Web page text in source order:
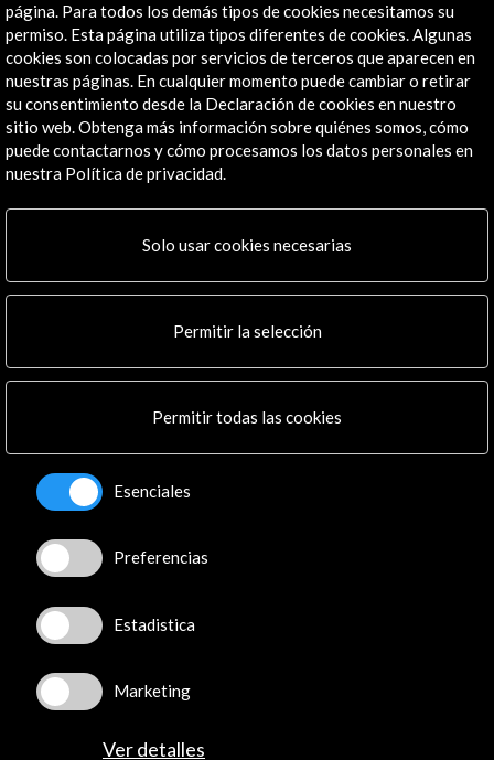
José Abascal, 4 - 4º
28003 Madrid, España
Canales de contacto
Explora
Institucional
Actividades
Programa PICE
Noticias
Mapa Web
Logo y crédito a AC/E
Conecta
X (Twitter)
Instagram
Facebook
Youtube
Spotify
Flickr
página. Para todos los demás tipos de cookies necesitamos su
permiso. Esta página utiliza tipos diferentes de cookies. Algunas
cookies son colocadas por servicios de terceros que aparecen en
nuestras páginas. En cualquier momento puede cambiar o retirar
su consentimiento desde la Declaración de cookies en nuestro
sitio web. Obtenga más información sobre quiénes somos, cómo
puede contactarnos y cómo procesamos los datos personales en
nuestra Política de privacidad.
Solo usar cookies necesarias
Permitir la selección
Permitir todas las cookies
Esenciales
Preferencias
Estadistica
Marketing
Ver detalles